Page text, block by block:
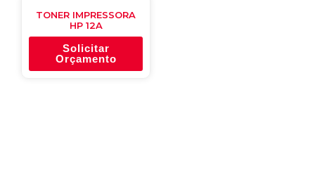
TONER IMPRESSORA
HP 12A
Solicitar
Orçamento